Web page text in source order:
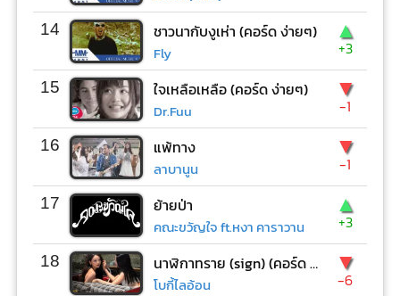
14 ชาวนากับงูเห่า (คอร์ด ง่ายๆ)
Fly
▲
+3
15 ใจเหลือเหลือ (คอร์ด ง่ายๆ)
Dr.Fuu
▼
-1
16 แพ้ทาง
ลาบานูน
▼
-1
17 ย้ายป่า
คณะขวัญใจ ft.หงา คาราวาน
▲
+3
18 นาฬิกาทราย (sign) (คอร์ด ง่ายๆ)
โบกี้ไลอ้อน
▼
-6